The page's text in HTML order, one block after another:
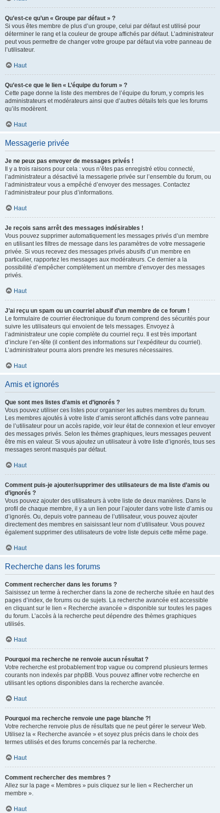
Qu’est-ce qu’un « Groupe par défaut » ?
Si vous êtes membre de plus d’un groupe, celui par défaut est utilisé pour
déterminer le rang et la couleur de groupe affichés par défaut. L’administrateur
peut vous permettre de changer votre groupe par défaut via votre panneau de
l’utilisateur.
Haut
Qu’est-ce que le lien « L’équipe du forum » ?
Cette page donne la liste des membres de l’équipe du forum, y compris les
administrateurs et modérateurs ainsi que d’autres détails tels que les forums
qu’ils modèrent.
Haut
Messagerie privée
Je ne peux pas envoyer de messages privés !
Il y a trois raisons pour cela : vous n’êtes pas enregistré et/ou connecté,
l’administrateur a désactivé la messagerie privée sur l’ensemble du forum, ou
l’administrateur vous a empêché d’envoyer des messages. Contactez
l’administrateur pour plus d’informations.
Haut
Je reçois sans arrêt des messages indésirables !
Vous pouvez supprimer automatiquement les messages privés d’un membre
en utilisant les filtres de message dans les paramètres de votre messagerie
privée. Si vous recevez des messages privés abusifs d’un membre en
particulier, rapportez les messages aux modérateurs. Ce dernier a la
possibilité d’empêcher complètement un membre d’envoyer des messages
privés.
Haut
J’ai reçu un spam ou un courriel abusif d’un membre de ce forum !
Le formulaire de courrier électronique du forum comprend des sécurités pour
suivre les utilisateurs qui envoient de tels messages. Envoyez à
l’administrateur une copie complète du courriel reçu. Il est très important
d’inclure l’en-tête (il contient des informations sur l’expéditeur du courriel).
L’administrateur pourra alors prendre les mesures nécessaires.
Haut
Amis et ignorés
Que sont mes listes d’amis et d’ignorés ?
Vous pouvez utiliser ces listes pour organiser les autres membres du forum.
Les membres ajoutés à votre liste d’amis seront affichés dans votre panneau
de l’utilisateur pour un accès rapide, voir leur état de connexion et leur envoyer
des messages privés. Selon les thèmes graphiques, leurs messages peuvent
être mis en valeur. Si vous ajoutez un utilisateur à votre liste d’ignorés, tous ses
messages seront masqués par défaut.
Haut
Comment puis-je ajouter/supprimer des utilisateurs de ma liste d’amis ou
d’ignorés ?
Vous pouvez ajouter des utilisateurs à votre liste de deux manières. Dans le
profil de chaque membre, il y a un lien pour l’ajouter dans votre liste d’amis ou
d’ignorés. Ou, depuis votre panneau de l’utilisateur, vous pouvez ajouter
directement des membres en saisissant leur nom d’utilisateur. Vous pouvez
également supprimer des utilisateurs de votre liste depuis cette même page.
Haut
Recherche dans les forums
Comment rechercher dans les forums ?
Saisissez un terme à rechercher dans la zone de recherche située en haut des
pages d’index, de forums ou de sujets. La recherche avancée est accessible
en cliquant sur le lien « Recherche avancée » disponible sur toutes les pages
du forum. L’accès à la recherche peut dépendre des thèmes graphiques
utilisés.
Haut
Pourquoi ma recherche ne renvoie aucun résultat ?
Votre recherche est probablement trop vague ou comprend plusieurs termes
courants non indexés par phpBB. Vous pouvez affiner votre recherche en
utilisant les options disponibles dans la recherche avancée.
Haut
Pourquoi ma recherche renvoie une page blanche ?!
Votre recherche renvoie plus de résultats que ne peut gérer le serveur Web.
Utilisez la « Recherche avancée » et soyez plus précis dans le choix des
termes utilisés et des forums concernés par la recherche.
Haut
Comment rechercher des membres ?
Allez sur la page « Membres » puis cliquez sur le lien « Rechercher un
membre ».
Haut